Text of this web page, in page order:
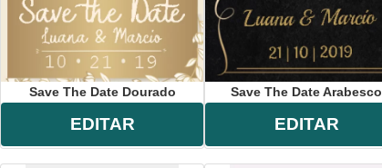
Save The Date Dourado
EDITAR
Save The Date Arabesco
EDITAR